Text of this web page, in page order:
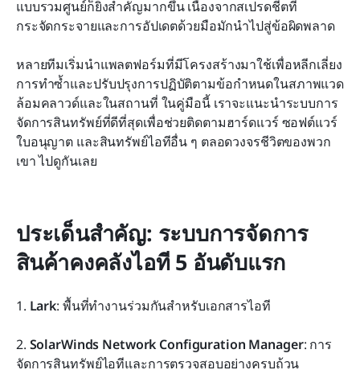
แบบรวมศูนย์ก็ยิ่งสำคัญมากขึ้น เนื่องจากสเปรดชีตที่
กระจัดกระจายและการอัปเดตด้วยมือมักนำไปสู่ข้อผิดพลาด
หลายทีมเริ่มนำแพลตฟอร์มที่มีโครงสร้างมาใช้เพื่อหลีกเลี่ยง
การทำซ้ำและปรับปรุงการปฏิบัติตามข้อกำหนดในสภาพแวด
ล้อมคลาวด์และในสถานที่ ในคู่มือนี้ เราจะแนะนำระบบการ
จัดการสินทรัพย์ที่ดีที่สุดเพื่อช่วยติดตามฮาร์ดแวร์ ซอฟต์แวร์
ใบอนุญาต และสินทรัพย์ไอทีอื่น ๆ ตลอดวงจรชีวิตของพวก
เขา ไปดูกันเลย
ประเด็นสำคัญ: ระบบการจัดการ
สินค้าคงคลังไอที 5 อันดับแรก
1. Lark: พื้นที่ทำงานร่วมกันสำหรับเอกสารไอที
2. SolarWinds Network Configuration Manager: การ
จัดการสินทรัพย์ไอทีและการตรวจสอบอย่างครบถ้วน
บทสรุป
การอ่านที่เกี่ยวข้อง